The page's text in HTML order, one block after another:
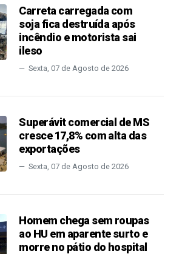
Carreta carregada com
soja fica destruída após
incêndio e motorista sai
ileso
Sexta, 07 de Agosto de 2026
Superávit comercial de MS
cresce 17,8% com alta das
exportações
Sexta, 07 de Agosto de 2026
Homem chega sem roupas
ao HU em aparente surto e
morre no pátio do hospital